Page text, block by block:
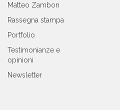
Matteo Zambon
Rassegna stampa
Portfolio
Testimonianze e
opinioni
Newsletter